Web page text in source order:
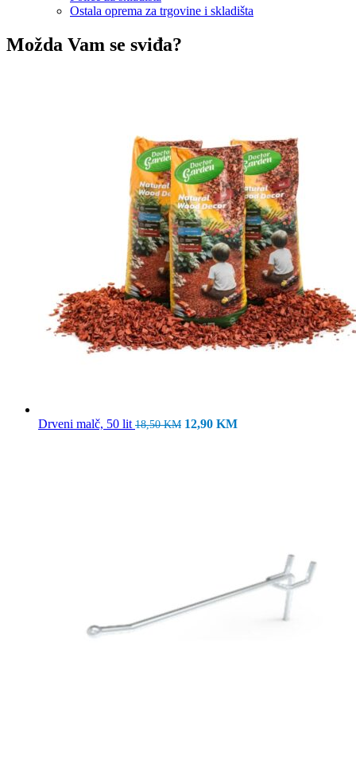
Ostala oprema za trgovine i skladišta
Možda Vam se sviđa?
Drveni malč, 50 lit 18,50KM Izvorna
12,90 KMTrenutna